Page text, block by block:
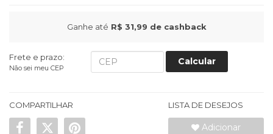
Ganhe até R$ 31,99 de cashback
Frete e prazo:
Não sei meu CEP
Calcular
COMPARTILHAR LISTA DE DESEJOS
Adicionar